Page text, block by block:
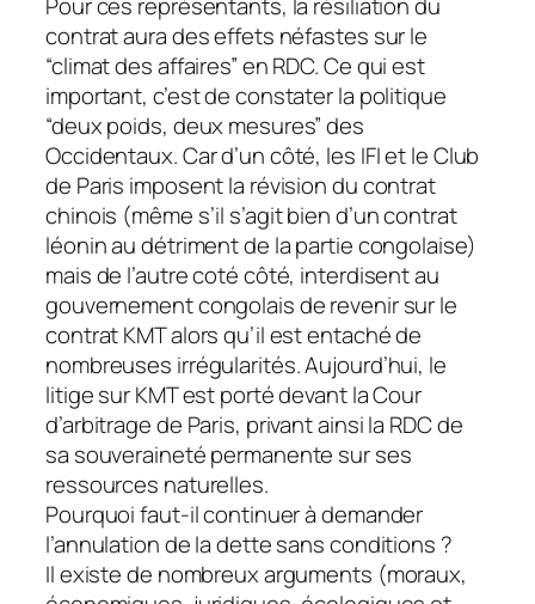
contrat aura des effets néfastes sur le
“climat des affaires” en RDC. Ce qui est
important, c’est de constater la politique
“deux poids, deux mesures” des
Occidentaux. Car d’un côté, les IFI et le Club
de Paris imposent la révision du contrat
chinois (même s’il s’agit bien d’un contrat
léonin au détriment de la partie congolaise)
mais de l’autre coté côté, interdisent au
gouvernement congolais de revenir sur le
contrat KMT alors qu’il est entaché de
nombreuses irrégularités. Aujourd’hui, le
litige sur KMT est porté devant la Cour
d’arbitrage de Paris, privant ainsi la RDC de
sa souveraineté permanente sur ses
ressources naturelles.
Pourquoi faut-il continuer à demander
l’annulation de la dette sans conditions ?
Il existe de nombreux arguments (moraux,